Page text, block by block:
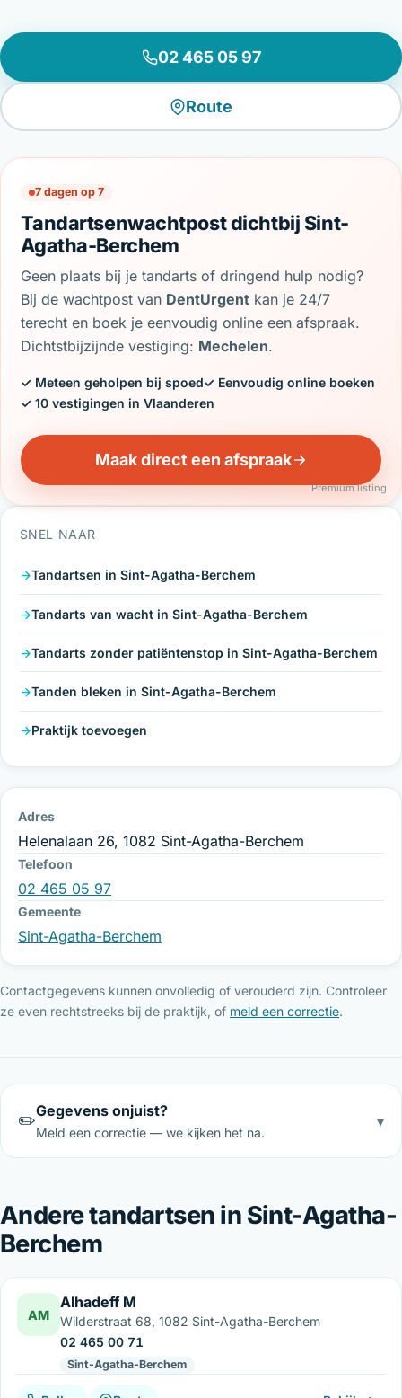
02 465 05 97
Route
7 dagen op 7
Tandartsenwachtpost dichtbij Sint-
Agatha-Berchem
Geen plaats bij je tandarts of dringend hulp nodig?
Bij de wachtpost van DentUrgent kan je 24/7
terecht en boek je eenvoudig online een afspraak.
Dichtstbijzijnde vestiging: Mechelen.
✓ Meteen geholpen bij spoed✓ Eenvoudig online boeken
✓ 10 vestigingen in Vlaanderen
Maak direct een afspraak
Premium listing
SNEL NAAR
Tandartsen in Sint-Agatha-Berchem
Tandarts van wacht in Sint-Agatha-Berchem
Tandarts zonder patiëntenstop in Sint-Agatha-Berchem
Tanden bleken in Sint-Agatha-Berchem
Praktijk toevoegen
Adres
Helenalaan 26, 1082 Sint-Agatha-Berchem
Telefoon
02 465 05 97
Gemeente
Sint-Agatha-Berchem
Contactgegevens kunnen onvolledig of verouderd zijn. Controleer
ze even rechtstreeks bij de praktijk, of meld een correctie.
✏️Gegevens onjuist?
Meld een correctie — we kijken het na.
▾
Andere tandartsen in Sint-Agatha-
Berchem
AM
Alhadeff M
Wilderstraat 68, 1082 Sint-Agatha-Berchem
02 465 00 71
Sint-Agatha-Berchem